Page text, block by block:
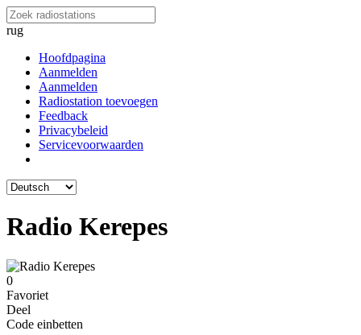
rug
Hoofdpagina
Aanmelden
Aanmelden
Radiostation toevoegen
Feedback
Privacybeleid
Servicevoorwaarden
Radio Kerepes
0
Favoriet
Deel
Code einbetten